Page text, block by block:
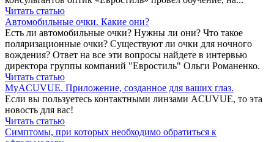
Читать статью
Автомобильные очки. Какие они?
Есть ли автомобильные очки? Нужны ли они? Что такое
поляризационные очки? Существуют ли очки для ночного
вождения? Ответ на все эти вопросы найдете в интервью
директора группы компаний "Евростиль" Ольги Романенко.
Читать статью
MyACUVUE. Приложение, созданное для ваших глаз.
Если вы пользуетесь контактными линзами ACUVUE, то эта
новость для вас!
Читать статью
Симптомы, при которых необходимо обратиться к